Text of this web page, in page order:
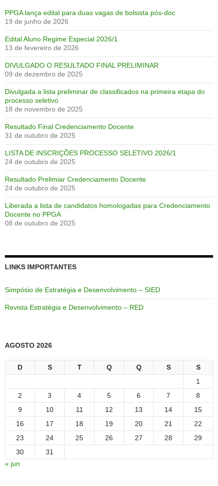
PPGA lança edital para duas vagas de bolsista pós-doc
19 de junho de 2026
Edital Aluno Regime Especial 2026/1
13 de fevereiro de 2026
DIVULGADO O RESULTADO FINAL PRELIMINAR
09 de dezembro de 2025
Divulgada a lista preliminar de classificados na primeira etapa do
processo seletivo
18 de novembro de 2025
Resultado Final Credenciamento Docente
31 de outubro de 2025
LISTA DE INSCRIÇÕES PROCESSO SELETIVO 2026/1
24 de outubro de 2025
Resultado Prelimiar Credenciamento Docente
24 de outubro de 2025
Liberada a lista de candidatos homologadas para Credenciamento
Docente no PPGA
08 de outubro de 2025
LINKS IMPORTANTES
Simpósio de Estratégia e Desenvolvimento – SIED
Revista Estratégia e Desenvolvimento – RED
AGOSTO 2026
D S T Q Q S
S
1
2
3 4 5 6 7
8
9
10 11 12 13 14
15
16
17 18 19 20 21
22
23
24 25 26 27 28
29
30
31
« jun